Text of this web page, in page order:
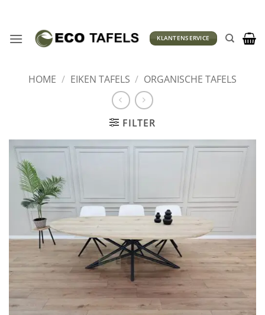
inhoud
KLANTENSERVICE
HOME / EIKEN TAFELS / ORGANISCHE TAFELS
FILTER